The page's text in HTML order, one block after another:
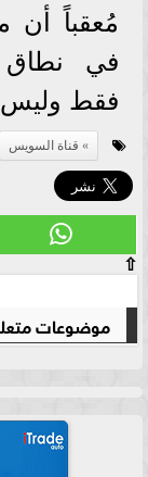
مُعقباً أن
في نطاق
فقط وليس
قناة السويس
⇧
موضوعات